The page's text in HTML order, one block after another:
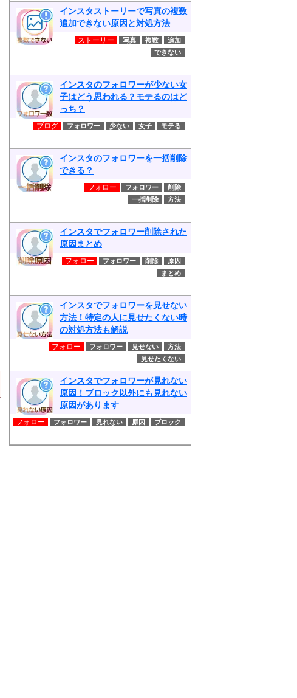
インスタストーリーで写真の複数
追加できない原因と対処方法
ストーリー 写真 複数
追加
できない
インスタのフォロワーが少ない女
子はどう思われる？モテるのはど
っち？
ブログ フォロワー 少ない 女子 モテる
インスタのフォロワーを一括削除
できる？
フォロー フォロワー
削除
一括削除
方法
インスタでフォロワー削除された
原因まとめ
フォロー フォロワー 削除
原因
まとめ
インスタでフォロワーを見せない
方法！特定の人に見せたくない時
の対処方法も解説
フォロー フォロワー 見せない
方法
見せたくない
インスタでフォロワーが見れない
原因！ブロック以外にも見れない
原因があります
フォロー フォロワー 見れない 原因 ブロック